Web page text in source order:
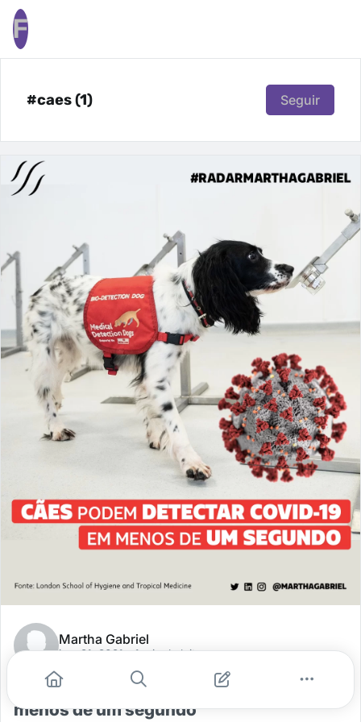
F
#caes (1) Seguir
Martha Gabriel
jun. 21, 2021- 1 min de leitura
Cães podem detectar Covid-19 em
menos de um segundo